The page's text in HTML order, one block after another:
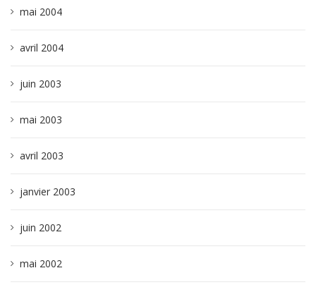
mai 2004
avril 2004
juin 2003
mai 2003
avril 2003
janvier 2003
juin 2002
mai 2002